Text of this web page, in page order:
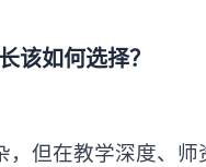
该如何选择？
但在教学深度、师